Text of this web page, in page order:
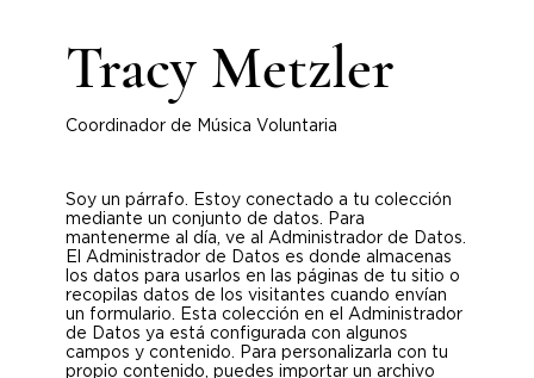
Tracy Metzler
Coordinador de Música Voluntaria
Soy un párrafo. Estoy conectado a tu colección
mediante un conjunto de datos. Para
mantenerme al día, ve al Administrador de Datos.
El Administrador de Datos es donde almacenas
los datos para usarlos en las páginas de tu sitio o
recopilas datos de los visitantes cuando envían
un formulario. Esta colección en el Administrador
de Datos ya está configurada con algunos
campos y contenido. Para personalizarla con tu
propio contenido, puedes importar un archivo